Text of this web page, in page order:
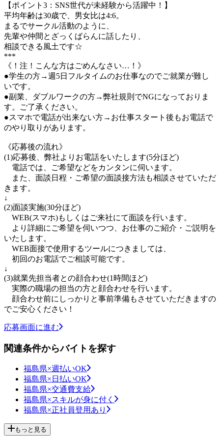
【ポイント3：SNS世代が未経験から活躍中！】
平均年齢は30歳で、男女比は4:6。
まるでサークル活動のように、
先輩や仲間とざっくばらんに話したり、
相談できる風土です☆
***
《！注！こんな方はごめんなさい…！》
●学生の方→週5日フルタイムのお仕事なのでご就業が難し
いです。
●副業、ダブルワークの方→弊社規則でNGになっておりま
す。ご了承ください。
●スマホで電話が出来ない方→お仕事スタート後もお電話で
のやり取りがあります。
《応募後の流れ》
(1)応募後、弊社よりお電話をいたします(5分ほど)
電話では、ご希望などをカンタンに伺います。
また、面談日程・ご希望の面談接方法も相談させていただ
きます。
↓
(2)面談実施(30分ほど)
WEB(スマホ)もしくはご来社にて面談を行います。
より詳細にご希望を伺いつつ、お仕事のご紹介・ご説明を
いたします。
WEB面接で使用するツールにつきましては、
初回のお電話でご相談可能です。
↓
(3)就業先担当者との顔合わせ(1時間ほど)
実際の職場の担当の方と顔合わせを行います。
顔合わせ前にしっかりと事前準備もさせていただきますの
でご安心ください！
応募画面に進む
関連条件からバイトを探す
福島県×週払いOK
福島県×日払いOK
福島県×交通費支給
福島県×スキルが身に付く
福島県×正社員登用あり
もっと見る